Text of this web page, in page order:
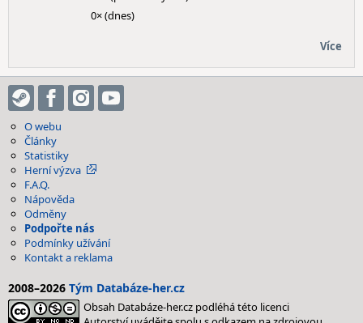
0× (dnes)
Více
O webu
Články
Statistiky
Herní výzva
F.A.Q.
Nápověda
Odměny
Podpořte nás
Podmínky užívání
Kontakt a reklama
2008–2026 Tým Databáze-her.cz
Obsah Databáze-her.cz podléhá této licenci